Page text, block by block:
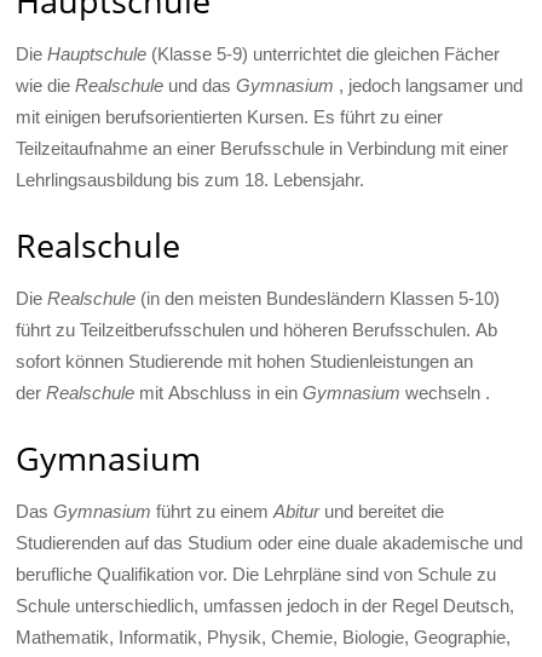
DieHauptschule (Klasse 5-9) unterrichtet die gleichen Fächer
wie dieRealschule und dasGymnasium , jedoch langsamer und
mit einigen berufsorientierten Kursen. Es führt zu einer
Teilzeitaufnahme an einer Berufsschule in Verbindung mit einer
Lehrlingsausbildung bis zum 18. Lebensjahr.
Realschule
DieRealschule (in den meisten Bundesländern Klassen 5-10)
führt zu Teilzeitberufsschulen und höheren Berufsschulen. Ab
sofort können Studierende mit hohen Studienleistungen an
derRealschule mit Abschluss in einGymnasium wechseln .
Gymnasium
DasGymnasium führt zu einemAbiturund bereitet die
Studierenden auf das Studium oder eine duale akademische und
berufliche Qualifikation vor. Die Lehrpläne sind von Schule zu
Schule unterschiedlich, umfassen jedoch in der Regel Deutsch,
Mathematik, Informatik, Physik, Chemie, Biologie, Geographie,